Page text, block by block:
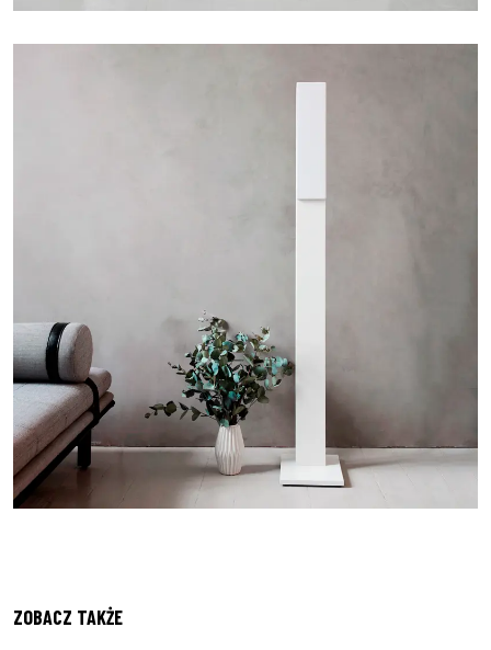
ZOBACZ TAKŻE